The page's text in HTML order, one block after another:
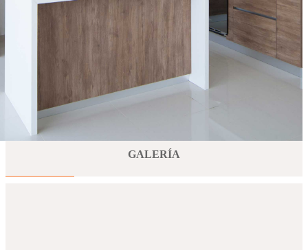
GALERÍA
ESTILOS DE PUERTA
EQUIPAMIENTO
GALERÍA